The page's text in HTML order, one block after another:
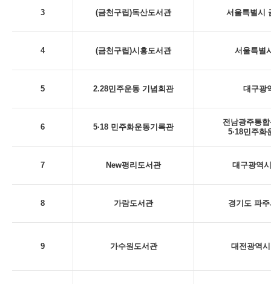
3 (금천구립)독산도서관 서울특별시
4 (금천구립)시흥도서관 서울특별
5 2.28민주운동 기념회관 대구광
6 5·18 민주화운동기록관
전남광주통
5·18민주화
7 New평리도서관 대구광역
8 가람도서관 경기도 파
9 가수원도서관 대전광역